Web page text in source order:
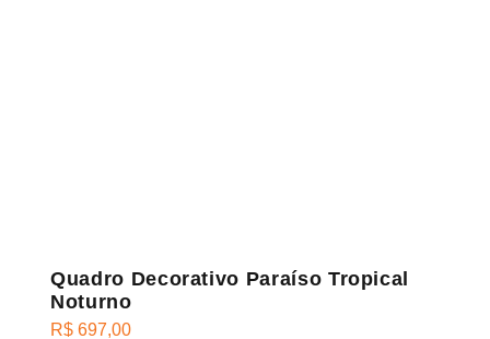
Quadro Decorativo Paraíso Tropical
Noturno
R$ 697,00